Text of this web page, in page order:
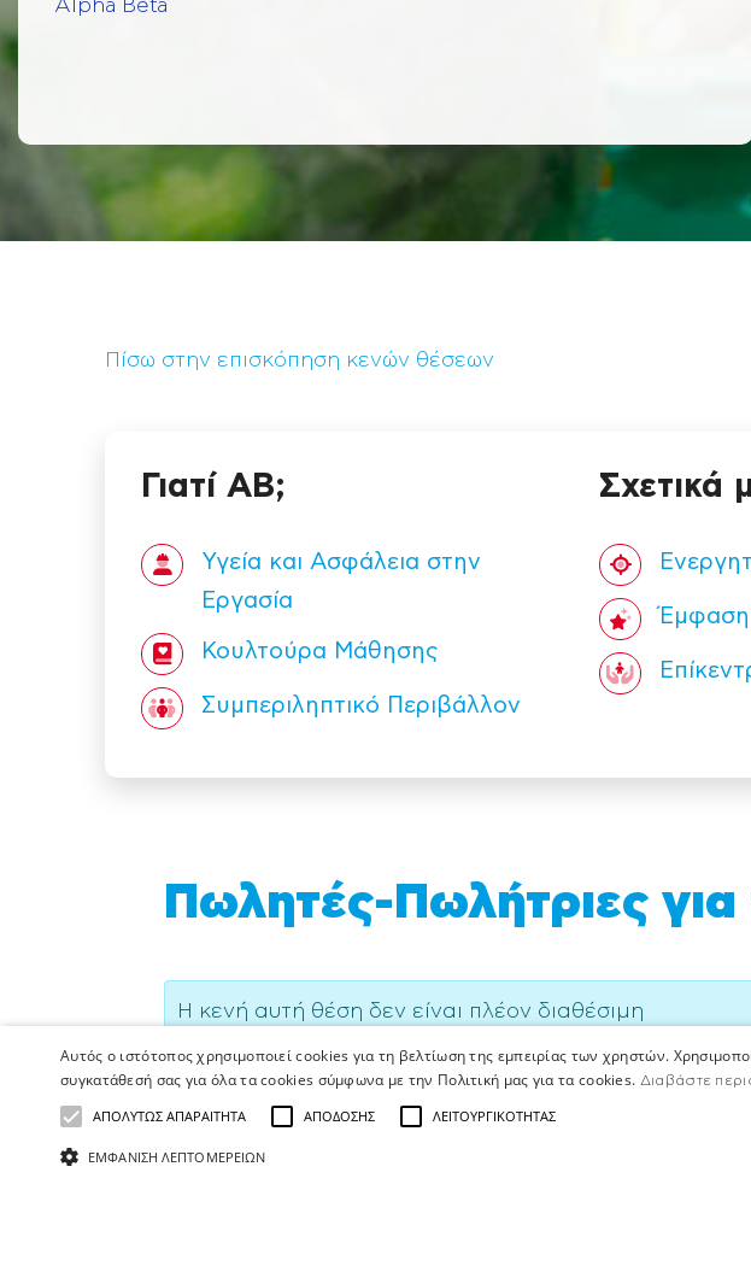
Alpha Beta
Πίσω στην επισκόπηση κενών θέσεων
Γιατί ΑΒ;
Υγεία και Ασφάλεια στην
Εργασία
Κουλτούρα Mάθησης
Συμπεριληπτικό Περιβάλλον
Σχετικά
Έμφαση
Πωλητές-Πωλήτριες
Η κενή αυτή θέση δεν είναι πλέον διαθέσιμη
ΑΒ Βασιλόπουλος: Ένας κόσμος ευκαιριών
Αυτός ο ιστότοπος χρησιμοποιεί cookies για τη βελτίωση της εμπειρίας των χρηστών.
συγκατάθεσή σας για όλα τα cookies σύμφωνα με την Πολιτική μας για τα cookies. Διαβάστε
ΑΠΟΛΎΤΩΣ ΑΠΑΡΑΊΤΗΤΑ ΑΠΌΔΟΣΗΣ ΛΕΙΤΟΥΡΓΙΚΌΤΗΤΑΣ
ΕΜΦΆΝΙΣΗ ΛΕΠΤΟΜΕΡΕΙΏΝ